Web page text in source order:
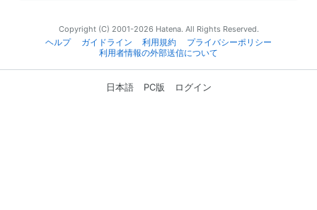
Copyright (C) 2001-2026 Hatena. All Rights Reserved.
ヘルプ
ガイドライン 利用規約
プライバシーポリシー
利用者情報の外部送信について
日本語 PC版 ログイン